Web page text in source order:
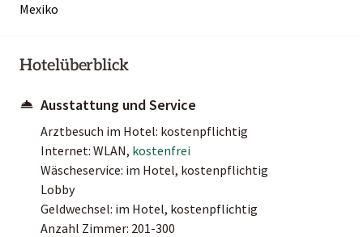
Mexiko
Hotelüberblick
Ausstattung und Service
Arztbesuch im Hotel: kostenpflichtig
Internet: WLAN, kostenfrei
Wäscheservice: im Hotel, kostenpflichtig
Lobby
Geldwechsel: im Hotel, kostenpflichtig
Anzahl Zimmer: 201-300